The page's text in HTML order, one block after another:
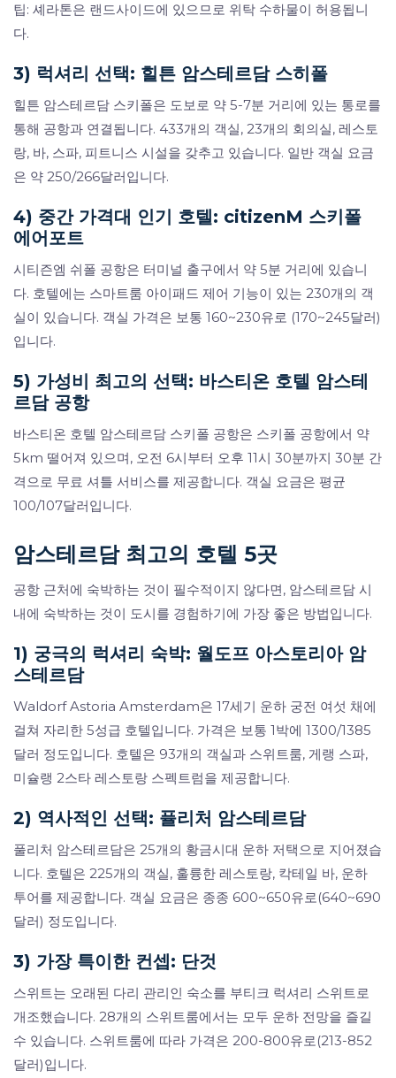
팁: 셰라톤은 랜드사이드에 있으므로 위탁 수하물이 허용됩니
다.
3) 럭셔리 선택: 힐튼 암스테르담 스히폴
힐튼 암스테르담 스키폴은 도보로 약 5-7분 거리에 있는 통로를
통해 공항과 연결됩니다. 433개의 객실, 23개의 회의실, 레스토
랑, 바, 스파, 피트니스 시설을 갖추고 있습니다. 일반 객실 요금
은 약 250/266달러입니다.
4) 중간 가격대 인기 호텔: citizenM 스키폴
에어포트
시티즌엠 쉬폴 공항은 터미널 출구에서 약 5분 거리에 있습니
다. 호텔에는 스마트룸 아이패드 제어 기능이 있는 230개의 객
실이 있습니다. 객실 가격은 보통 160~230유로 (170~245달러)
입니다.
5) 가성비 최고의 선택: 바스티온 호텔 암스테
르담 공항
바스티온 호텔 암스테르담 스키폴 공항은 스키폴 공항에서 약
5km 떨어져 있으며, 오전 6시부터 오후 11시 30분까지 30분 간
격으로 무료 셔틀 서비스를 제공합니다. 객실 요금은 평균
100/107달러입니다.
암스테르담 최고의 호텔 5곳
공항 근처에 숙박하는 것이 필수적이지 않다면, 암스테르담 시
내에 숙박하는 것이 도시를 경험하기에 가장 좋은 방법입니다.
1) 궁극의 럭셔리 숙박: 월도프 아스토리아 암
스테르담
Waldorf Astoria Amsterdam은 17세기 운하 궁전 여섯 채에
걸쳐 자리한 5성급 호텔입니다. 가격은 보통 1박에 1300/1385
달러 정도입니다. 호텔은 93개의 객실과 스위트룸, 게랭 스파,
미슐랭 2스타 레스토랑 스펙트럼을 제공합니다.
2) 역사적인 선택: 퓰리처 암스테르담
풀리처 암스테르담은 25개의 황금시대 운하 저택으로 지어졌습
니다. 호텔은 225개의 객실, 훌륭한 레스토랑, 칵테일 바, 운하
투어를 제공합니다. 객실 요금은 종종 600~650유로(640~690
달러) 정도입니다.
3) 가장 특이한 컨셉: 단것
스위트는 오래된 다리 관리인 숙소를 부티크 럭셔리 스위트로
개조했습니다. 28개의 스위트룸에서는 모두 운하 전망을 즐길
수 있습니다. 스위트룸에 따라 가격은 200-800유로(213-852
달러)입니다.